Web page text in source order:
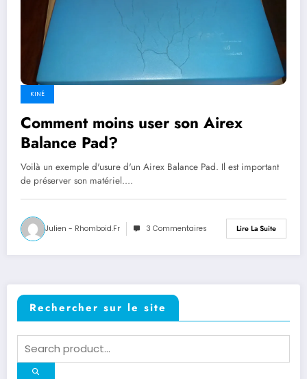
KINÉ
Comment moins user son Airex
Balance Pad?
Voilà un exemple d'usure d'un Airex Balance Pad. Il est important
de préserver son matériel.…
Julien - Rhomboid.fr 3 Commentaires Lire La Suite
Rechercher sur le site